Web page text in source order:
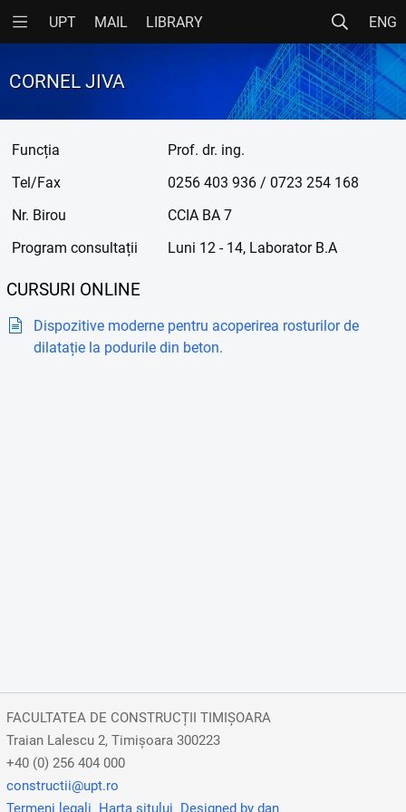
UPT MAIL LIBRARY ENG
CORNEL JIVA
Funcția
Prof. dr. ing.
Tel/Fax
0256 403 936 / 0723 254 168
Nr. Birou
CCIA BA 7
Program consultații
Luni 12 - 14, Laborator B.A
CURSURI ONLINE
Dispozitive moderne pentru acoperirea rosturilor de
dilatație la podurile din beton.
FACULTATEA DE CONSTRUCȚII TIMIȘOARA
Traian Lalescu 2, Timișoara 300223
+40 (0) 256 404 000
constructii@upt.ro
Termeni legali Harta sitului Designed by dan